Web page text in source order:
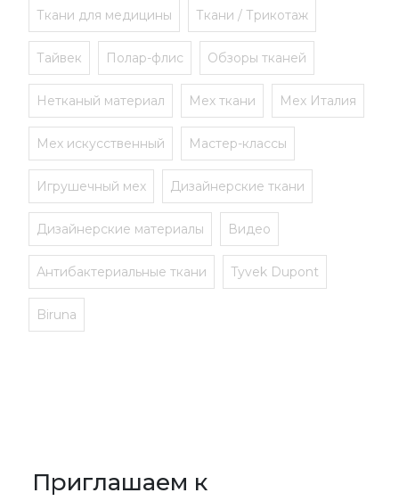
Ткани для медицины Ткани / Трикотаж
Тайвек Полар-флис Обзоры тканей
Нетканый материал Мех ткани Мех Италия
Мех искусственный Мастер-классы
Игрушечный мех Дизайнерские ткани
Дизайнерские материалы Видео
Антибактериальные ткани Tyvek Dupont
Biruna
Приглашаем к